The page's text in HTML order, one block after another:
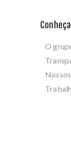
O